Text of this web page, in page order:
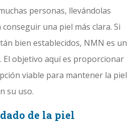
personas, llevándolas
una piel más clara. Si
bien establecidos, NMN es un
El objetivo aquí es proporcionar
viable para mantener la piel
su uso.
de la piel